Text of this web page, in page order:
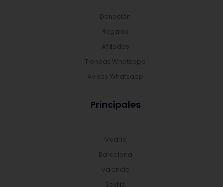
Donación
Regalos
Afiliados
Tiendas Whatsapp
Avisos Whatsapp
Principales
Madrid
Barcelona
Valencia
Sevilla